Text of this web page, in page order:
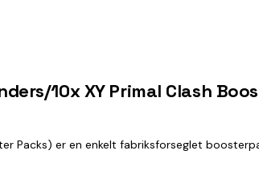
10x XY Primal Clash
Packs) er en enkelt fabriksforseglet